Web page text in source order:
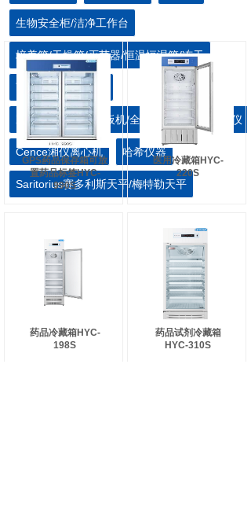
生物安全柜/洁净工作台
培养箱/干燥箱/灭菌器/恒温恒湿箱/冻干
离心机/血浆速冻机
Xylem仪器设备/洗板机/全自动样本处理/酶标仪
Cence湘仪离心机 哈希仪器
Saritorius赛多利斯天平/梅特勒天平
GPS药品保存箱可放
置药品标签HYC-
990S
医用冷藏箱HYC-
220S
药品冷藏箱HYC-
198S
药品试剂冷藏箱
HYC-310S